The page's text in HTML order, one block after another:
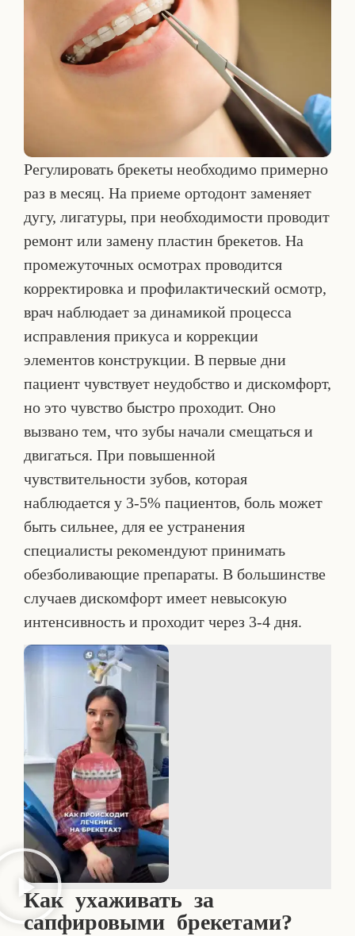
Регулировать брекеты необходимо примерно
раз в месяц. На приеме ортодонт заменяет
дугу, лигатуры, при необходимости проводит
ремонт или замену пластин брекетов. На
промежуточных осмотрах проводится
корректировка и профилактический осмотр,
врач наблюдает за динамикой процесса
исправления прикуса и коррекции
элементов конструкции. В первые дни
пациент чувствует неудобство и дискомфорт,
но это чувство быстро проходит. Оно
вызвано тем, что зубы начали смещаться и
двигаться. При повышенной
чувствительности зубов, которая
наблюдается у 3-5% пациентов, боль может
быть сильнее, для ее устранения
специалисты рекомендуют принимать
обезболивающие препараты. В большинстве
случаев дискомфорт имеет невысокую
интенсивность и проходит через 3-4 дня.
Как ухаживать за
сапфировыми брекетами?